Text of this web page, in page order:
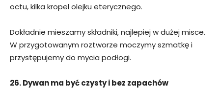
octu, kilka kropel olejku eterycznego.
Dokładnie mieszamy składniki, najlepiej w dużej misce.
W przygotowanym roztworze moczymy szmatkę i
przystępujemy do mycia podłogi.
26. Dywan ma być czysty i bez zapachów